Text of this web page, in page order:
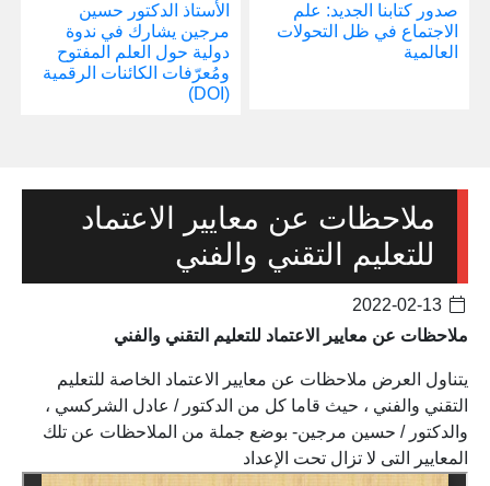
صدور كتابنا الجديد: علم
الاجتماع في ظل التحولات
العالمية
الأستاذ الدكتور حسين
مرجين يشارك في ندوة
دولية حول العلم المفتوح
ومُعرّفات الكائنات الرقمية
(DOI)
ملاحظات عن معايير الاعتماد
للتعليم التقني والفني
ملاحظات عن معايير الاعتماد للتعليم التقني والفني
يتناول العرض ملاحظات عن معايير الاعتماد الخاصة للتعليم
التقني والفني ، حيث قاما كل من الدكتور / عادل الشركسي ،
والدكتور / حسين مرجين- بوضع جملة من الملاحظات عن تلك
المعايير التى لا تزال تحت الإعداد